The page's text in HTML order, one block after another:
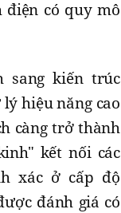
điện có quy mô
sang kiến trúc
hiệu năng cao
càng trở thành
kết nối các
xác ở cấp độ
đánh giá có